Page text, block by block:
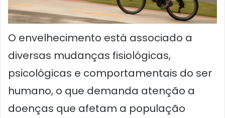
O envelhecimento está associado a
diversas mudanças fisiológicas,
psicológicas e comportamentais do ser
humano, o que demanda atenção a
doenças que afetam a população